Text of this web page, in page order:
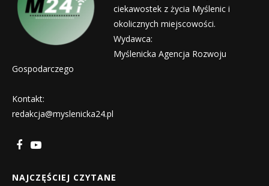
ciekawostek z życia Myślenic i
okolicznych miejscowości.
Wydawca:
Myślenicka Agencja Rozwoju
Gospodarczego
Kontakt:
redakcja@myslenicka24.pl
NAJCZĘŚCIEJ CZYTANE